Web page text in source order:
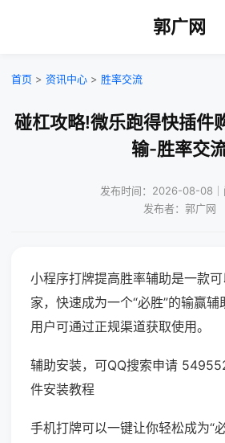
郭广网
首页 > 资讯中心 > 胜率交流
碰杠攻略!微乐跑得快插件
输-胜率交
发布时间：2026-08-08｜
发布者：郭广网
小程序打牌提高胜率辅助是一款
家，快速成为一个“必胜”的输赢
用户可通过正规渠道获取使用。
辅助安装，可QQ搜索申请
件安装教程
手机打牌可以一键让你轻松成为“